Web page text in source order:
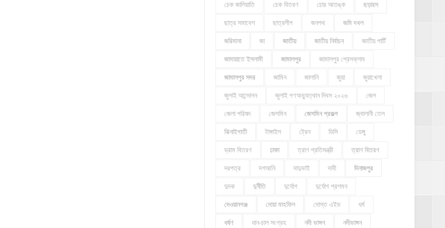
চেক জালিয়াতি চেক বিতরণ চোর আতঙ্ক ছড়ারস
ছাত্র সমাবেশ ছাত্রলীগ জনপথ জমি দখল
জরিমানা জা জাতীয় জাতীয় নির্বাচন জাতীয় পার্টি
জামায়াতে ইসলামী জামালপুর জামালপুর প্রেসক্লাব
জামালপুর সদর জামিন জালানি জুয়া জুয়াখেলা
জুলাই আন্দোলন জুলাই গণঅভ্যুত্থান দিবস ২০২৬ জেল
জেলা পরিষদ জেসমিন জেসমিন প্রকল্প জ্বালানী তেল
ঝিনাইগাতী টাঙ্গাইল ট্রেন ডিসি ডেঙ্গু
ড্রাম বিতরণ ঢাকা ত্রাণ প্রতিমন্ত্রী ত্রাণ বিতরণ
দরপত্র দশআনি দাদুভাই দাবী দিনাজপুর
দুদক দুর্নীতি দুর্যোগ দুর্যোগ প্রশমন
দেওয়ানগঞ্জ দোয়া মাহফিল দোস্ত এইড ধর্ম
ধর্ষণ ধান-চাল সংগ্রহ নদী ভাঙ্গন নদীভাঙ্গন